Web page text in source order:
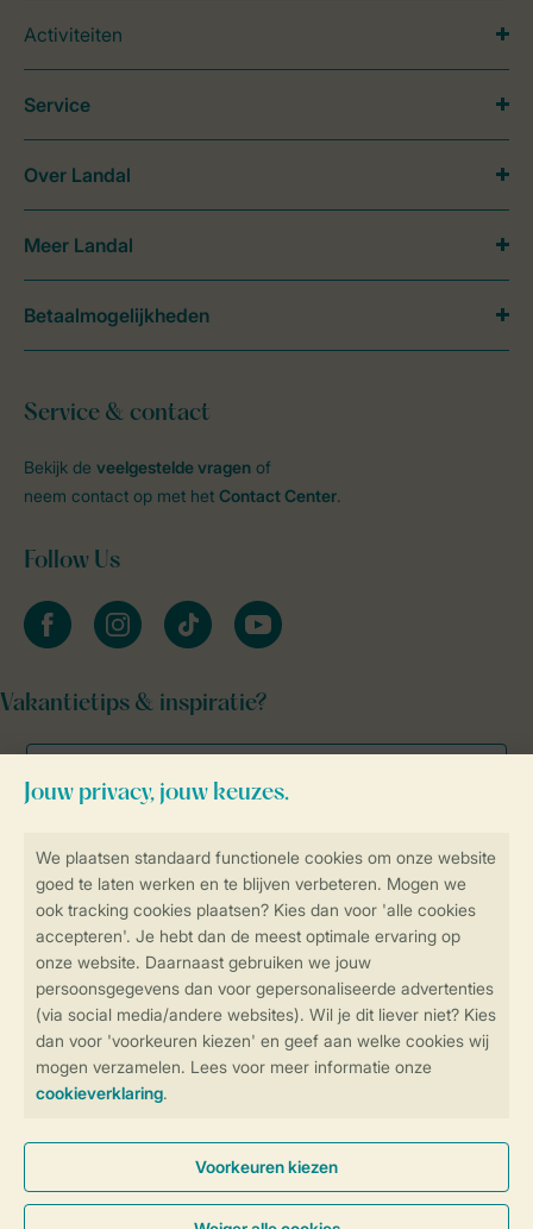
Controle over jouw gegevens &
Instellingen wijzigen
Veilig en snel online boeken
Veilige gegevensoverdracht
Veilige betaling
Activiteiten
Service & contact
Bekijk de veelgestelde vragen of
neem contact op met het Contact Center.
Follow Us
facebookinstagramtiktok youtube
Vakantietips & inspiratie?
Service
Over Landal
Meer Landal
Betaalmogelijkheden